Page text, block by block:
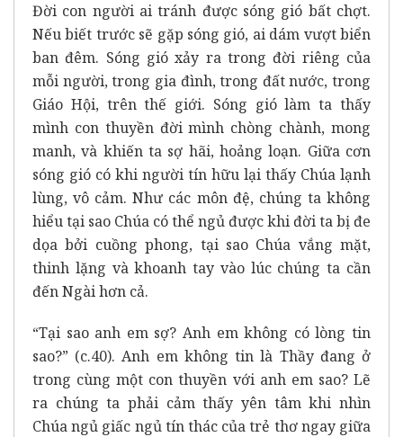
Đời con người ai tránh được sóng gió bất chợt.
Nếu biết trước sẽ gặp sóng gió, ai dám vượt biển
ban đêm. Sóng gió xảy ra trong đời riêng của
mỗi người, trong gia đình, trong đất nước, trong
Giáo Hội, trên thế giới. Sóng gió làm ta thấy
mình con thuyền đời mình chòng chành, mong
manh, và khiến ta sợ hãi, hoảng loạn. Giữa cơn
sóng gió có khi người tín hữu lại thấy Chúa lạnh
lùng, vô cảm. Như các môn đệ, chúng ta không
hiểu tại sao Chúa có thể ngủ được khi đời ta bị đe
dọa bởi cuồng phong, tại sao Chúa vắng mặt,
thinh lặng và khoanh tay vào lúc chúng ta cần
đến Ngài hơn cả.
“Tại sao anh em sợ? Anh em không có lòng tin
sao?” (c.40). Anh em không tin là Thầy đang ở
trong cùng một con thuyền với anh em sao? Lẽ
ra chúng ta phải cảm thấy yên tâm khi nhìn
Chúa ngủ giấc ngủ tín thác của trẻ thơ ngay giữa